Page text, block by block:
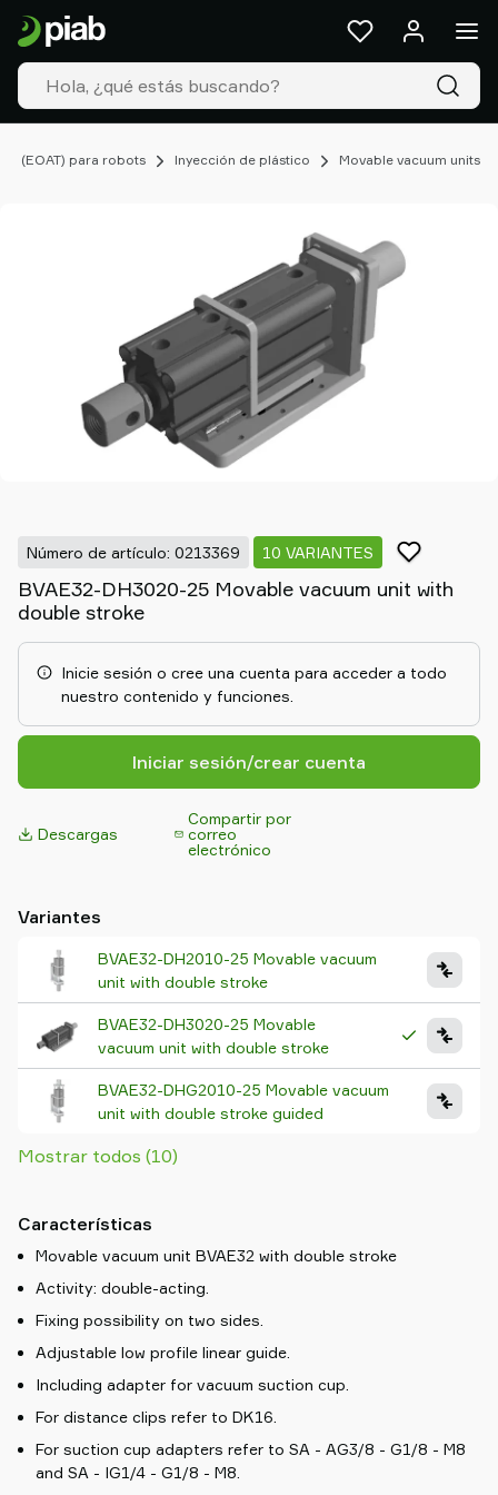
(EOAT) para robots Inyección de plástico Movable vacuum units
Número de artículo: 0213369 10 VARIANTES
BVAE32-DH3020-25 Movable vacuum unit with
double stroke
Inicie sesión o cree una cuenta para acceder a todo
nuestro contenido y funciones.
Iniciar sesión/crear cuenta
Descargas
Compartir por
correo
electrónico
Variantes
BVAE32-DH2010-25 Movable vacuum
unit with double stroke
BVAE32-DH3020-25 Movable
vacuum unit with double stroke
BVAE32-DHG2010-25 Movable vacuum
unit with double stroke guided
Mostrar todos (10)
Características
Movable vacuum unit BVAE32 with double stroke
Activity: double-acting.
Fixing possibility on two sides.
Adjustable low profile linear guide.
Including adapter for vacuum suction cup.
For distance clips refer to DK16.
For suction cup adapters refer to SA - AG3/8 - G1/8 - M8
and SA - IG1/4 - G1/8 - M8.
Productos
&
Soluciones
Industrias
Nuestras
Recursos
nosotros
Support